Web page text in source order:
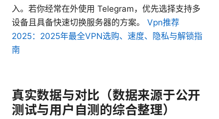
入。若你经常在外使用 Telegram，优先选择支持多
设备且具备快速切换服务器的方案。 Vpn推荐
2025：2025年最全VPN选购、速度、隐私与解锁指
南
真实数据与对比（数据来源于公开
测试与用户自测的综合整理）